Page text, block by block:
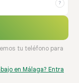
?
tu teléfono para
en Málaga? Entra